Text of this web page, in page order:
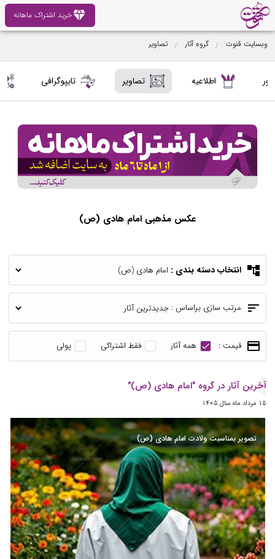
diamondخرید اشتراک ماهانه
اطلاعیه تصاویر تایپوگرافی
عکس مذهبی امام هادی (ص)
وبسایت قنوت گروه آثار تصاویر
account_tree انتخاب دسته بندی :
sort مرتب سازی براساس :
payment قیمت : همه آثار فقط اشتراکی پولی
آخرین آثار در گروه "امام هادی (ص)"
15 مرداد ماه سال 1405
تصویر بمناسبت ولادت امام هادی (ص)